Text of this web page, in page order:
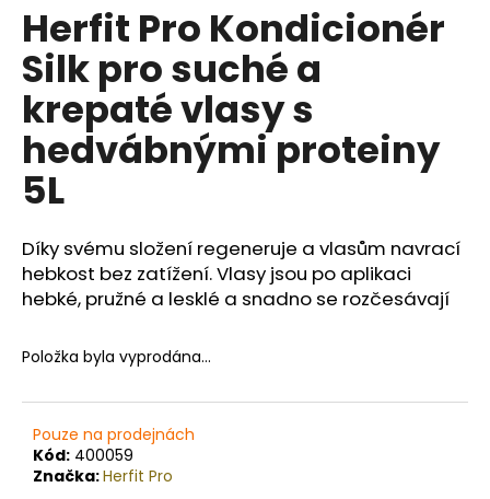
Herfit Pro Kondicionér
Silk pro suché a
krepaté vlasy s
hedvábnými proteiny
5L
Díky svému složení regeneruje a vlasům navrací
hebkost bez zatížení. Vlasy jsou po aplikaci
hebké, pružné a lesklé a snadno se rozčesávají
Položka byla vyprodána…
Pouze na prodejnách
Kód: 400059
Značka:Herfit Pro
p
o
r
u
č
u
j
e
m
MEDAVITA
CHOICE
MASKA,
ZVÝRAZŇUJE
I
KOSMETICKOU
BARVU
30ML